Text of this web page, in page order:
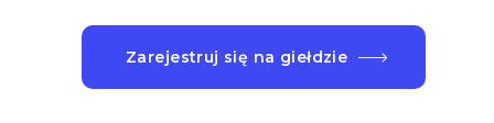
Zarejestruj się na giełdzie